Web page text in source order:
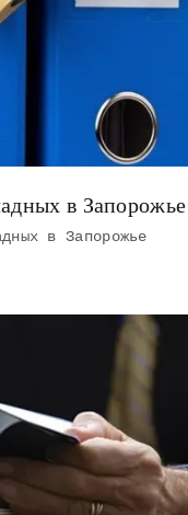
в Запорожье
в Запорожье